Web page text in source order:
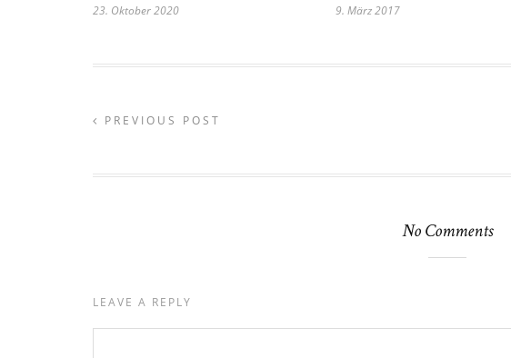
23. Oktober 2020 9. März 2017
PREVIOUS POST
No Comments
LEAVE A REPLY